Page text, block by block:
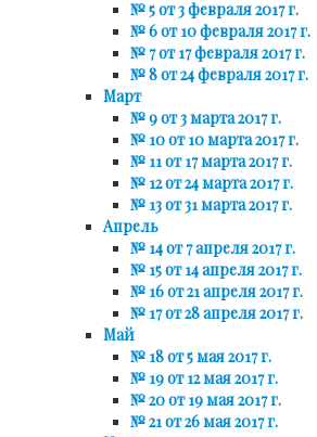
№ 5 от 3 февраля 2017 г.
№ 6 от 10 февраля 2017 г.
№ 7 от 17 февраля 2017 г.
№ 8 от 24 февраля 2017 г.
Март
№ 9 от 3 марта 2017 г.
№ 10 от 10 марта 2017 г.
№ 11 от 17 марта 2017 г.
№ 12 от 24 марта 2017 г.
№ 13 от 31 марта 2017 г.
Апрель
№ 14 от 7 апреля 2017 г.
№ 15 от 14 апреля 2017 г.
№ 16 от 21 апреля 2017 г.
№ 17 от 28 апреля 2017 г.
Май
№ 18 от 5 мая 2017 г.
№ 19 от 12 мая 2017 г.
№ 20 от 19 мая 2017 г.
№ 21 от 26 мая 2017 г.